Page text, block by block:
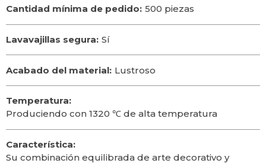
Cantidad mínima de pedido: 500 piezas
Lavavajillas segura: Sí
Acabado del material: Lustroso
Temperatura:
Produciendo con 1320 ℃ de alta temperatura
Característica:
Su combinación equilibrada de arte decorativo y